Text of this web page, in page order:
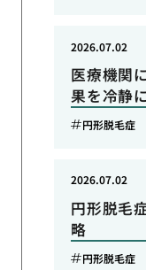
医療機関
果を冷静
2026.07.02
円形脱毛症
円形脱毛
略
2026.07.02
円形脱毛症